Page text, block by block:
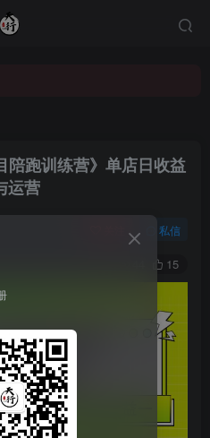
陪跑训练营》单店日收益
运营
私信
15